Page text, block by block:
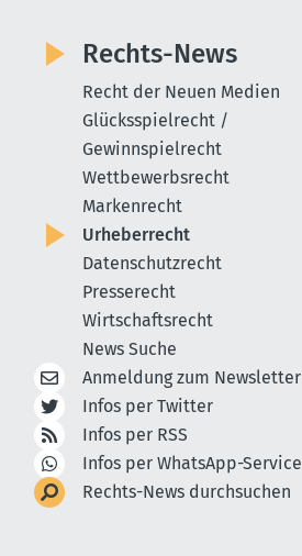
Rechts-News
Recht der Neuen Medien
Glücksspielrecht /
Gewinnspielrecht
Wettbewerbsrecht
Markenrecht
Urheberrecht
Datenschutzrecht
Presserecht
Wirtschaftsrecht
News Suche
Anmeldung zum Newsletter
Infos per Twitter
Infos per RSS
Infos per WhatsApp-Service
Rechts-News durchsuchen